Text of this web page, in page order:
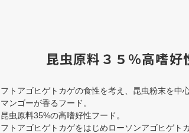
昆虫原料３５％高嗜
フトアゴヒゲトカゲの食性を考え、昆虫粉末を中
マンゴーが香るフード。
昆虫原料35%の高嗜好性フード。
フトアゴヒゲトカゲをはじめローソンアゴヒゲト